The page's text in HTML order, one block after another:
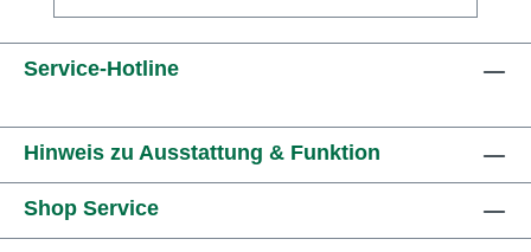
Service-Hotline
Hinweis zu Ausstattung & Funktion
Shop Service